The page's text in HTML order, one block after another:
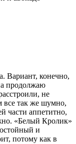
Вариант, конечно,
продолжаю
не
все так же шумно,
части аппетитно,
«Белый Кролик»
и
потому как в